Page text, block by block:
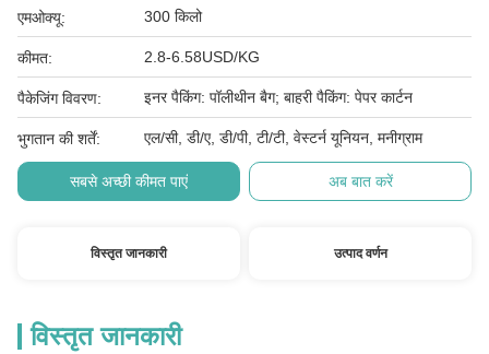
एमओक्यू: 300 किलो
कीमत: 2.8-6.58USD/KG
पैकेजिंग विवरण: इनर पैकिंग: पॉलीथीन बैग; बाहरी पैकिंग: पेपर कार्टन
भुगतान की शर्तें: एल/सी, डी/ए, डी/पी, टी/टी, वेस्टर्न यूनियन, मनीग्राम
सबसे अच्छी कीमत पाएं अब बात करें
विस्तृत जानकारी उत्पाद वर्णन
विस्तृत जानकारी